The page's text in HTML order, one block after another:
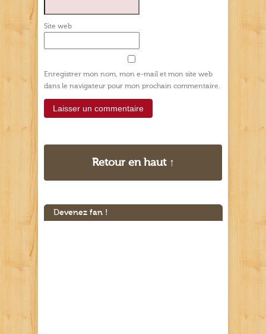
Site web
Enregistrer mon nom, mon e-mail et mon site web
dans le navigateur pour mon prochain commentaire.
Retour en haut ↑
Devenez fan !